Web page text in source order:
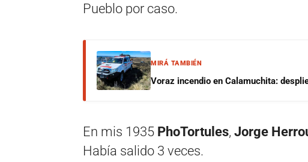
Pueblo por caso.
MIRÁ TAMBIÉN
Voraz incendio en Calamuchita:
En mis 1935 PhoTortules, Jorge
Había salido 3 veces.